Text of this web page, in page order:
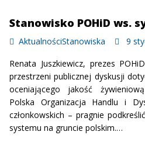
Stanowisko POHiD ws.
AktualnościStanowiska
9
Renata Juszkiewicz, prezes
przestrzeni publicznej dyskusji
oceniającego jakość
Polska Organizacja Handlu i
członkowskich – pragnie
systemu na gruncie polskim.…